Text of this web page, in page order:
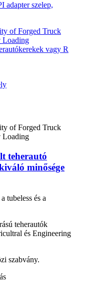
adapter szelep,
vagy R
teherautó
minősége
tubeless és a
teherautók
és Engineering
szabvány.